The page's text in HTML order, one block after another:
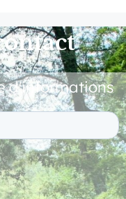
d'informations